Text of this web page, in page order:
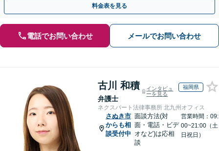
料金表を見る
電話でお問い合わせ メールでお問い合わせ
古川 和積
弁護士
インタビュ
ーを見る
福岡県
ネクスパート法律事務所 北九州オフィス
さぬき市
からも相
談受付中
面談方法(対
面・電話・ビデ
オなど)は応相
談
営業時間：09:
00~21:00（土
日祝日）